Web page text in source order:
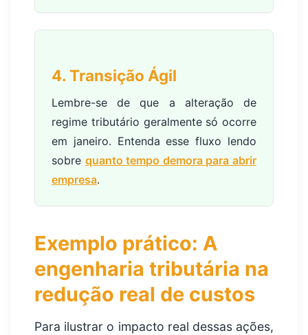
4. Transição Ágil
Lembre-se de que a alteração de
regime tributário geralmente só ocorre
em janeiro. Entenda esse fluxo lendo
sobre quanto tempo demora para abrir
empresa.
Exemplo prático: A
engenharia tributária na
redução real de custos
Para ilustrar o impacto real dessas ações,